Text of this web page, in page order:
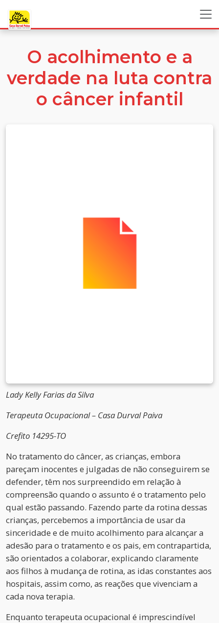
O acolhimento e a
verdade na luta contra
o câncer infantil
Lady Kelly Farias da Silva
Terapeuta Ocupacional – Casa Durval Paiva
Crefito 14295-TO
No tratamento do câncer, as crianças, embora
pareçam inocentes e julgadas de não conseguirem se
defender, têm nos surpreendido em relação à
compreensão quando o assunto é o tratamento pelo
qual estão passando. Fazendo parte da rotina dessas
crianças, percebemos a importância de usar da
sinceridade e de muito acolhimento para alcançar a
adesão para o tratamento e os pais, em contrapartida,
são orientados a colaborar, explicando claramente
aos filhos à mudança de rotina, as idas constantes aos
hospitais, assim como, as reações que vivenciam a
cada nova terapia.
Enquanto terapeuta ocupacional é imprescindível